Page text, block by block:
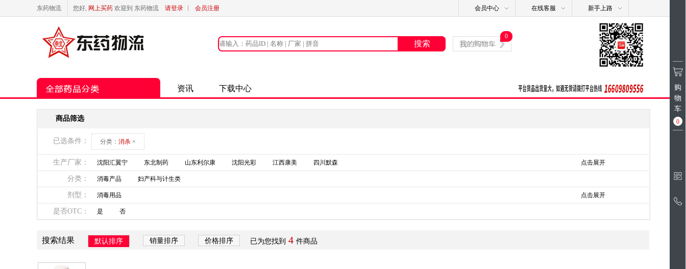
东药物流 您好, 网上买药 欢迎到 东药物流 请登录 会员注册 会员中心 在线客服 新手上路
0
资讯 下载中心
商品筛选
已选条件： 分类： 消杀 ×
生产厂家： 沈阳汇翼宁 东北制药 山东利尔康 沈阳光彩 江西康美 四川默森 点击展开
分类： 消毒产品 妇产科与计生类
剂型： 消毒用品 点击展开
是否OTC： 是 否
搜索结果 默认排序 销量排序 价格排序 已为您找到 4 件商品
购
物
车
0